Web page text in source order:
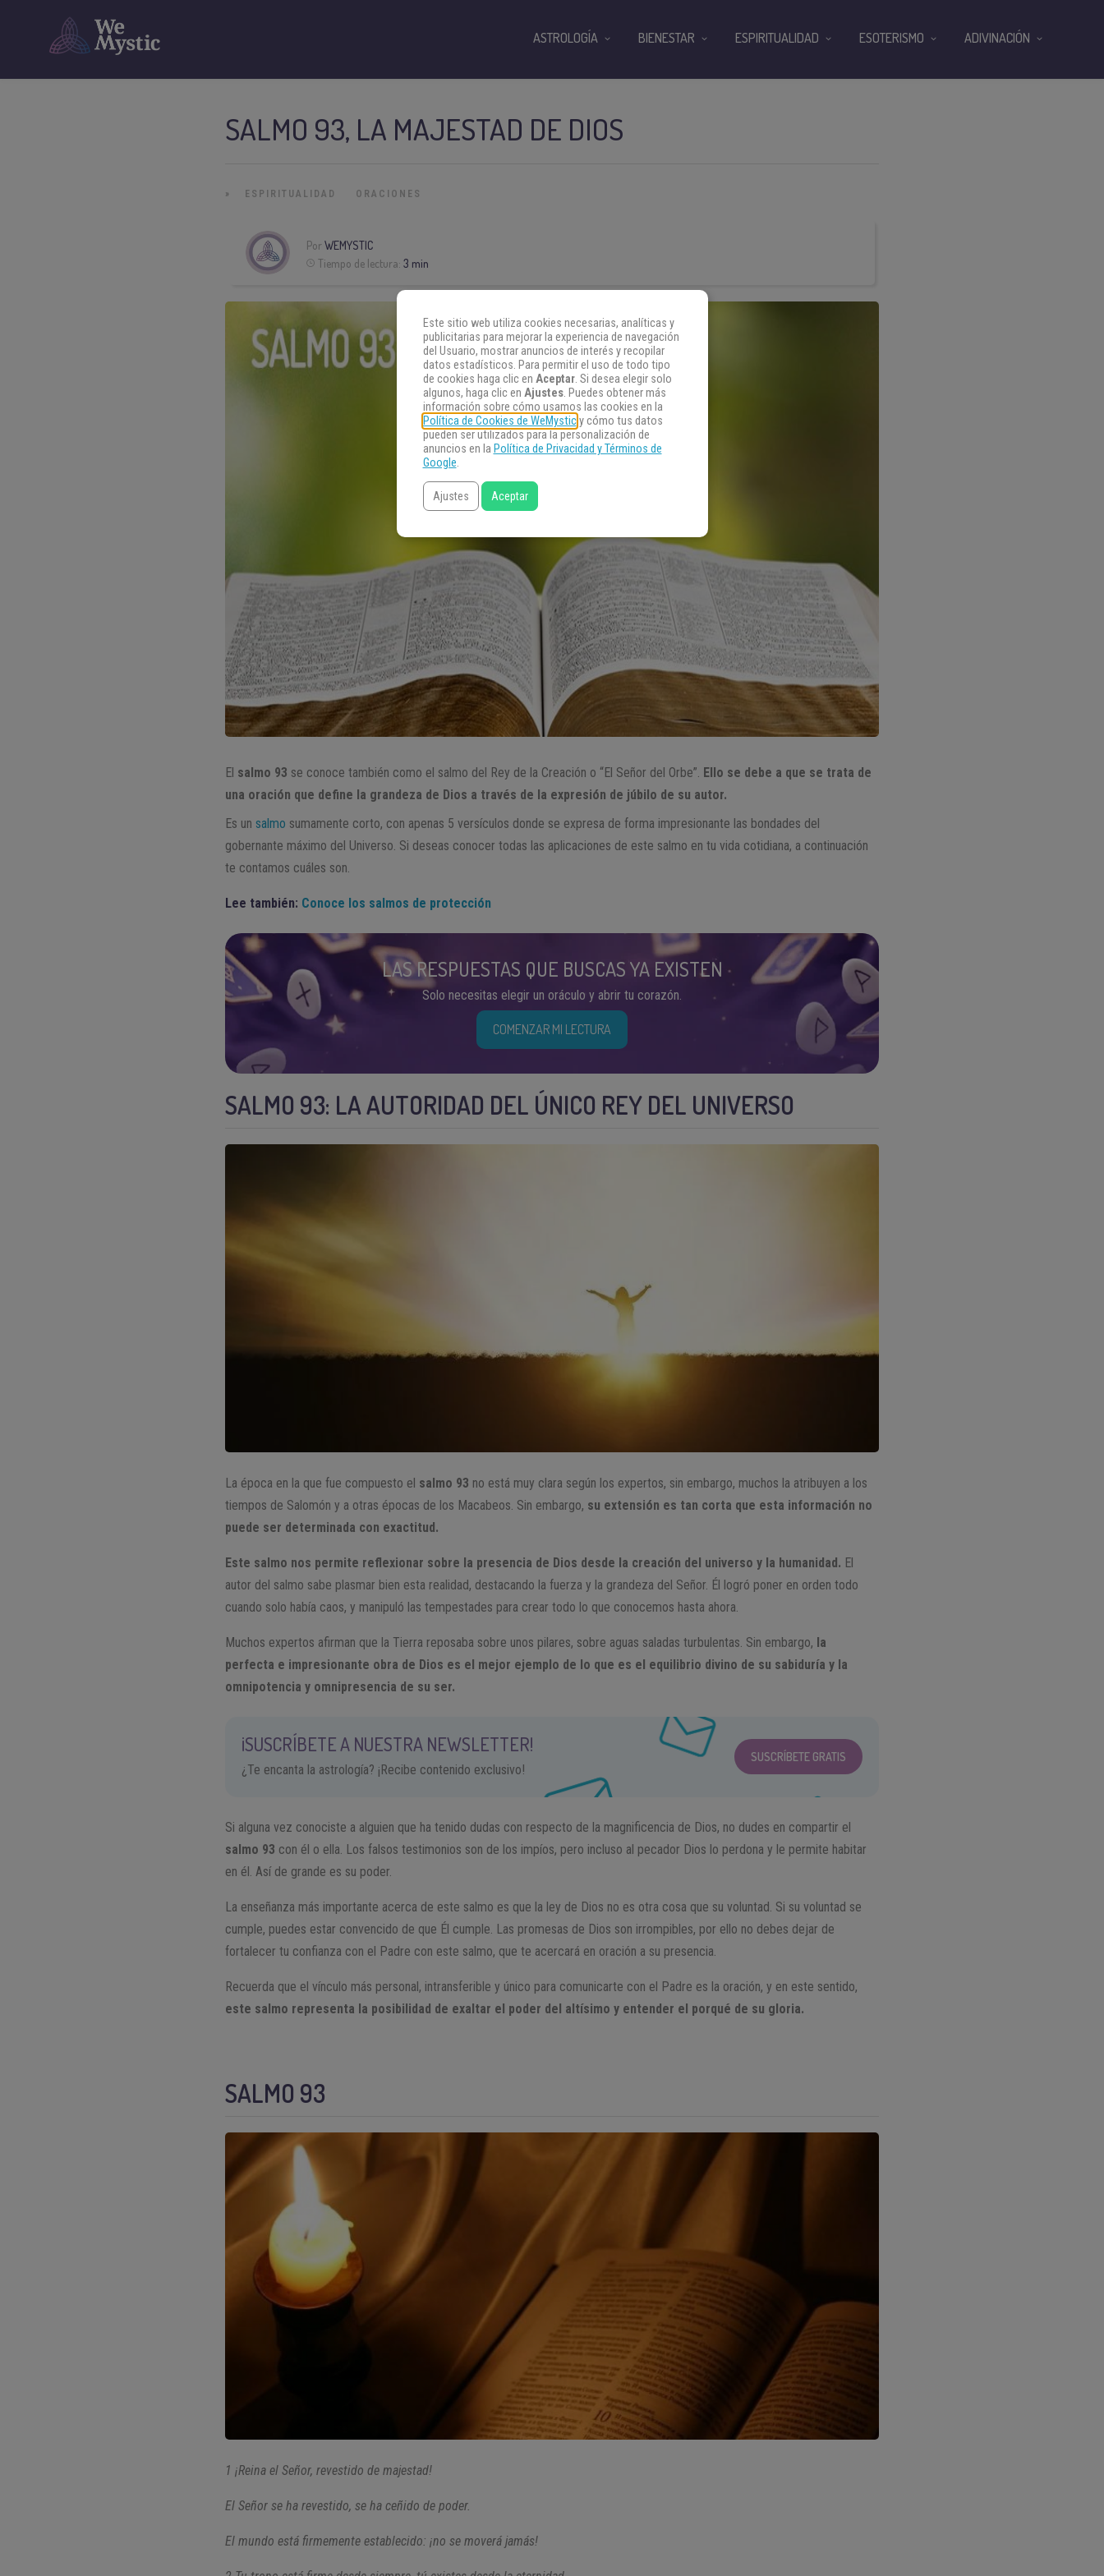
SALMO 93, LA MAJESTAD DE DIOS
» ESPIRITUALIDAD ORACIONES
Por WEMYSTIC
Tiempo de lectura: 3 min
El salmo 93 se conoce también como el salmo del Rey de la Creación o “El Señor del Orbe”. Ello se debe a que se trata de
una oración que define la grandeza de Dios a través de la expresión de júbilo de su autor.
Es unsalmo sumamente corto, con apenas 5 versículos donde se expresa de forma impresionante las bondades del
gobernante máximo del Universo. Si deseas conocer todas las aplicaciones de este salmo en tu vida cotidiana, a continuación
te contamos cuáles son.
Lee también: Conoce los salmos de protección
LAS RESPUESTAS QUE BUSCAS YA EXISTEN
Solo necesitas elegir un oráculo y abrir tu corazón.
COMENZAR MI LECTURA
SALMO 93: LA AUTORIDAD DEL ÚNICO REY DEL UNIVERSO
La época en la que fue compuesto el salmo 93 no está muy clara según los expertos, sin embargo, muchos la atribuyen a los
tiempos de Salomón y a otras épocas de los Macabeos. Sin embargo, su extensión es tan corta que esta información no
puede ser determinada con exactitud.
Este salmo nos permite reflexionar sobre la presencia de Dios desde la creación del universo y la humanidad. El
autor del salmo sabe plasmar bien esta realidad, destacando la fuerza y la grandeza del Señor. Él logró poner en orden todo
cuando solo había caos, y manipuló las tempestades para crear todo lo que conocemos hasta ahora.
Muchos expertos afirman que la Tierra reposaba sobre unos pilares, sobre aguas saladas turbulentas. Sin embargo, la
perfecta e impresionante obra de Dios es el mejor ejemplo de lo que es el equilibrio divino de su sabiduría y la
omnipotencia y omnipresencia de su ser.
¡SUSCRÍBETE A NUESTRA NEWSLETTER!
¿Te encanta la astrología? ¡Recibe contenido exclusivo!
SUSCRÍBETE GRATIS
Si alguna vez conociste a alguien que ha tenido dudas con respecto de la magnificencia de Dios, no dudes en compartir el
salmo 93 con él o ella. Los falsos testimonios son de los impíos, pero incluso al pecador Dios lo perdona y le permite habitar
en él. Así de grande es su poder.
La enseñanza más importante acerca de este salmo es que la ley de Dios no es otra cosa que su voluntad. Si su voluntad se
cumple, puedes estar convencido de que Él cumple. Las promesas de Dios son irrompibles, por ello no debes dejar de
fortalecer tu confianza con el Padre con este salmo, que te acercará en oración a su presencia.
Recuerda que el vínculo más personal, intransferible y único para comunicarte con el Padre es la oración, y en este sentido,
este salmo representa la posibilidad de exaltar el poder del altísimo y entender el porqué de su gloria.
SALMO 93
1 ¡Reina el Señor, revestido de majestad!
El Señor se ha revestido, se ha ceñido de poder.
El mundo está firmemente establecido: ¡no se moverá jamás!
ASTROLOGÍA BIENESTAR ESPIRITUALIDAD ESOTERISMO ADIVINACIÓN
Este sitio web utiliza cookies necesarias, analíticas y
publicitarias para mejorar la experiencia de navegación
del Usuario, mostrar anuncios de interés y recopilar
datos estadísticos. Para permitir el uso de todo tipo
de cookies haga clic en Aceptar. Si desea elegir solo
algunos, haga clic en Ajustes. Puedes obtener más
información sobre cómo usamos las cookies en la
Política de Cookies de WeMysticy cómo tus datos
pueden ser utilizados para la personalización de
anuncios en la Política de Privacidad y Términos de
Google.
Ajustes Aceptar